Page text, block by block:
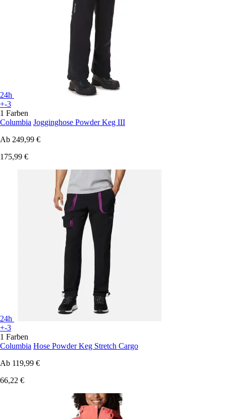
24h
+-3
1 Farben
Columbia Jogginghose Powder Keg III
Ab 249,99 €
175,99 €
24h
+-3
1 Farben
Columbia Hose Powder Keg Stretch Cargo
Ab 119,99 €
66,22 €